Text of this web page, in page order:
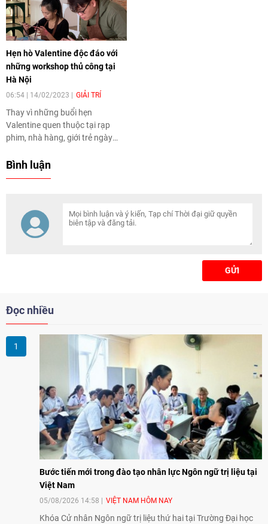
Hẹn hò Valentine độc đáo với
những workshop thủ công tại
Hà Nội
06:54 | 14/02/2023 GIẢI TRÍ
Thay vì những buổi hẹn
Valentine quen thuộc tại rạp
phim, nhà hàng, giới trẻ ngày
trải nghiệm mới lạ như cùng
Bình luận
GỬI
Đọc nhiều
Bước tiến mới trong đào tạo nhân lực Ngôn ngữ trị liệu tại
Việt Nam
05/08/2026 14:58 VIỆT NAM HÔM NAY
Khóa Cử nhân Ngôn ngữ trị liệu thứ hai tại Trường Đại học